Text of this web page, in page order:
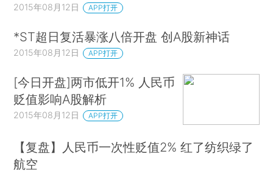
2015年08月12日 APP打开
*ST超日复活暴涨八倍开盘 创A股新神话
2015年08月12日 APP打开
[今日开盘]两市低开1% 人民币
贬值影响A股解析
2015年08月12日 APP打开
【复盘】人民币一次性贬值2% 红了纺织绿了
航空